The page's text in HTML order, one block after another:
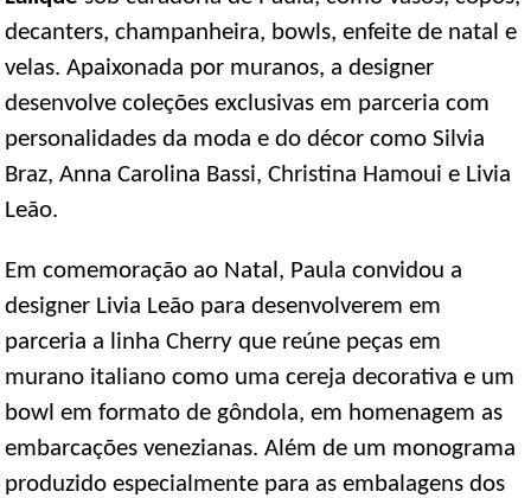
decanters, champanheira, bowls, enfeite de natal e
velas. Apaixonada por muranos, a designer
desenvolve coleções exclusivas em parceria com
personalidades da moda e do décor como Silvia
Braz, Anna Carolina Bassi, Christina Hamoui e Livia
Leão.
Em comemoração ao Natal, Paula convidou a
designer Livia Leão para desenvolverem em
parceria a linha Cherry que reúne peças em
murano italiano como uma cereja decorativa e um
bowl em formato de gôndola, em homenagem as
embarcações venezianas. Além de um monograma
produzido especialmente para as embalagens dos